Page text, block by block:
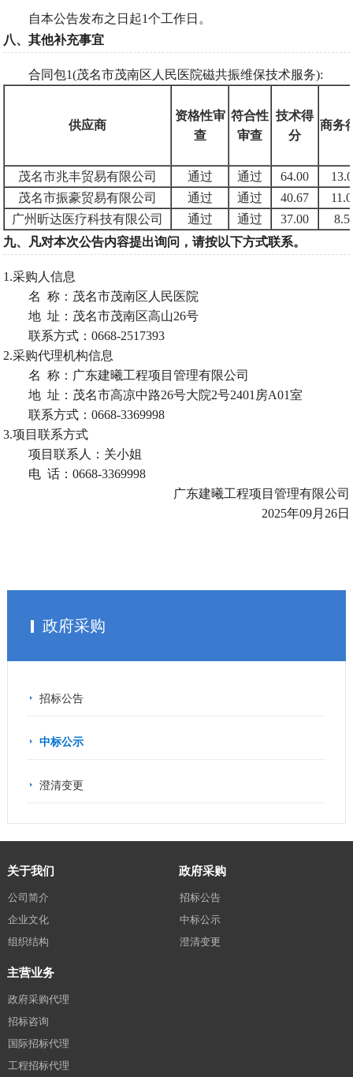
自本公告发布之日起1个工作日。
八、其他补充事宜
合同包1(茂名市茂南区人民医院磁共振维保技术服务):
供应商
资格性审
查
符合性
审查
技术得
分
商务
茂名市兆丰贸易有限公司 通过 通过 64.00
茂名市振豪贸易有限公司
通过 通过 40.67
广州昕达医疗科技有限公司
通过 通过 37.00
九、凡对本次公告内容提出询问，请按以下方式联系。
1.采购人信息
名 称：茂名市茂南区人民医院
地 址：茂名市茂南区高山26号
联系方式：0668-2517393
2.采购代理机构信息
名 称：广东建曦工程项目管理有限公司
地 址：茂名市高凉中路26号大院2号2401房A01室
联系方式：0668-3369998
3.项目联系方式
项目联系人：关小姐
电 话：0668-3369998
广东建曦工程项目管理有限公司
2025年09月26日
政府采购
招标公告
中标公示
澄清变更
关于我们
公司简介
企业文化
组织结构
政府采购
招标公告
中标公示
澄清变更
主营业务
政府采购代理
招标咨询
国际招标代理
工程招标代理